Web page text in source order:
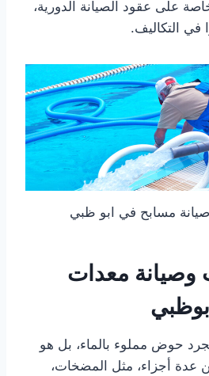
على عقود الصيانة الدورية،
في التكاليف.
مسابح في ابو ظبي
معدات
حوض مملوء بالماء، بل هو
عدة أجزاء، مثل المضخات،